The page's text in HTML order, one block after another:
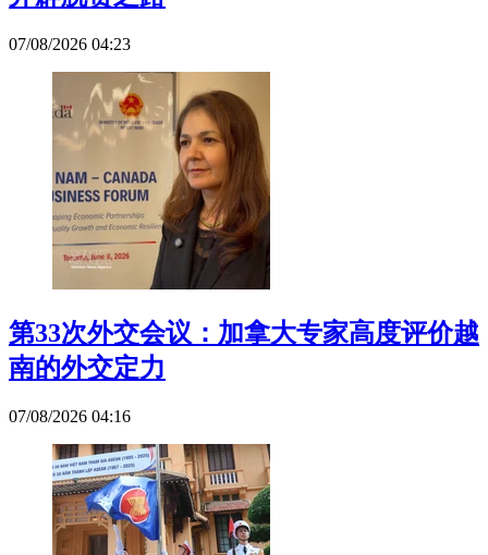
07/08/2026 04:23
第33次外交会议：加拿大专家高度评价越
南的外交定力
07/08/2026 04:16